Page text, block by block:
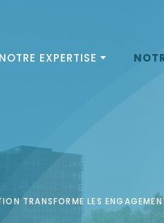
NOTRE EXPERTISE
TRANSFORME LES